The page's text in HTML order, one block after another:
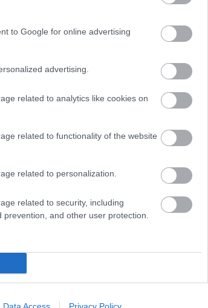
to Google for online advertising
advertising.
related to analytics like cookies on
related to functionality of the website
related to personalization.
related to security, including
and other user protection.
Data Access Privacy Policy
Συνοχής και
το πρόγραμμα στεγαστικών
Ανάκαμψης και
στην Ελληνική
στην προσθήκη τρίτου
περίπτωση των
συμβόλαιο αγοράς
στάθμευσης, λεβητοστάσια